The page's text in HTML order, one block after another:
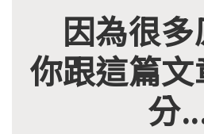
因為很多
你跟這篇
分